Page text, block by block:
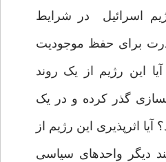
اسرائیل در شرایط
برای حفظ موجودیت
این رژیم از یک روند
گذر کرده و در یک
اثرپذیری این رژیم از
دیگر واحدهای سیاسی